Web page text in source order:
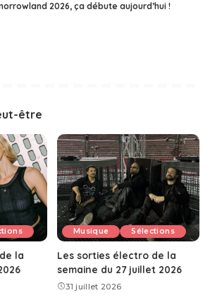
2026, ça débute aujourd’hui !
être
la
Musique Sélections
Les sorties électro de la
semaine du 27 juillet 2026
31 juillet 2026